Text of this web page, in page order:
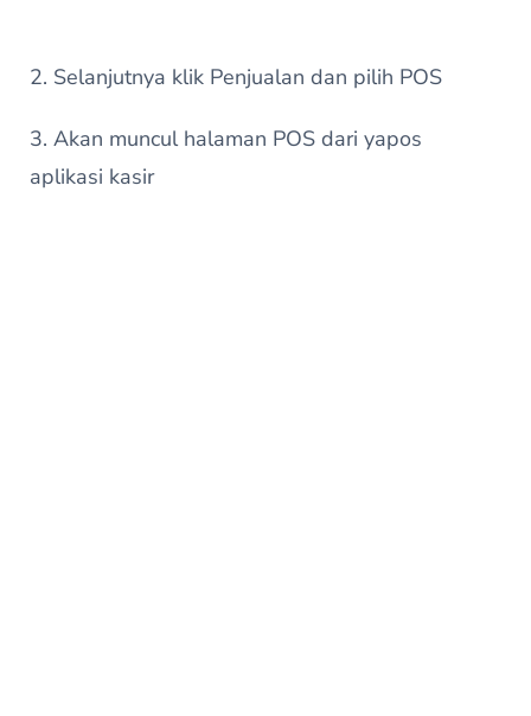
2. Selanjutnya klik Penjualan dan pilih POS
3. Akan muncul halaman POS dari yapos
aplikasi kasir